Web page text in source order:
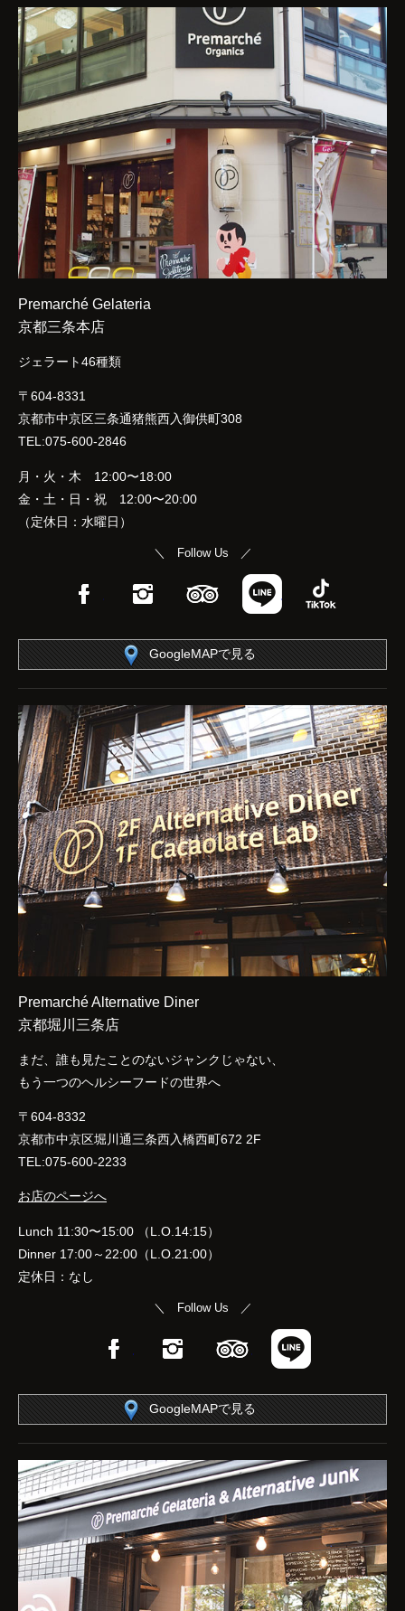
Premarché Gelateria
京都三条本店
ジェラート46種類
〒604-8331
京都市中京区三条通猪熊西入御供町308
TEL:075-600-2846
月・火・木 12:00〜18:00
金・土・日・祝 12:00〜20:00
（定休日：水曜日）
＼ Follow Us ／
FacebookInstagramTripAdvisor
LINE
GoogleMAPで見る
Premarché Alternative Diner
京都堀川三条店
まだ、誰も見たことのないジャンクじゃない、
もう一つのヘルシーフードの世界へ
〒604-8332
京都市中京区堀川通三条西入橋西町672 2F
TEL:075-600-2233
お店のページへ
Lunch 11:30〜15:00 （L.O.14:15）
Dinner 17:00～22:00（L.O.21:00）
定休日：なし
＼ Follow Us ／
FacebookInstagramTripAdvisor
GoogleMAPで見る